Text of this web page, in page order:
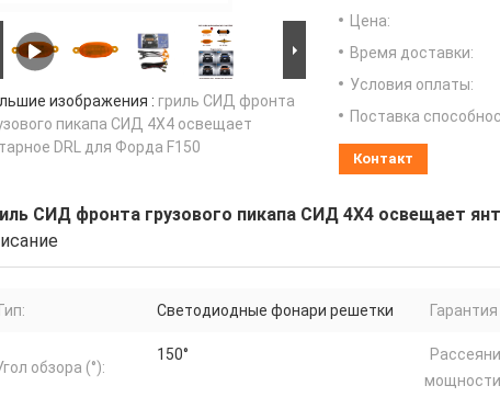
изображения : гриль СИД фронта
пикапа СИД 4X4 освещает
DRL для Форда F150
Цена:
Время доставки:
Условия оплаты:
Поставка
Контакт
СИД фронта грузового пикапа СИД 4X4 освещает
Светодиодные фонари решетки
обзора (°):
150°